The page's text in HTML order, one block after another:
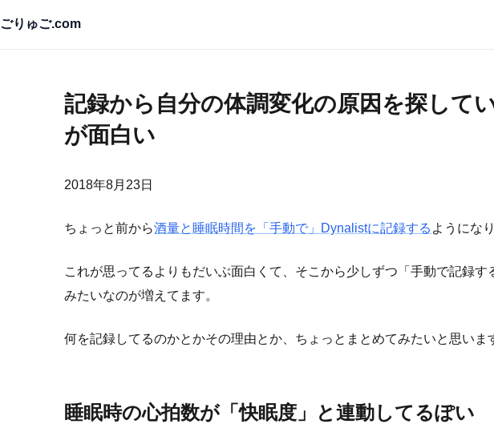
ごりゅご.com
記録から自分の体調変化の原因を探して
が面白い
2018年8月23日
ちょっと前から酒量と睡眠時間を「手動で」Dynalistに記録する ようにな
これが思ってるよりもだいぶ面白くて、そこから少しずつ「手動で記録す
みたいなのが増えてます。
何を記録してるのかとかその理由とか、ちょっとまとめてみたいと思いま
睡眠時の心拍数が「快眠度」と連動してるぽい